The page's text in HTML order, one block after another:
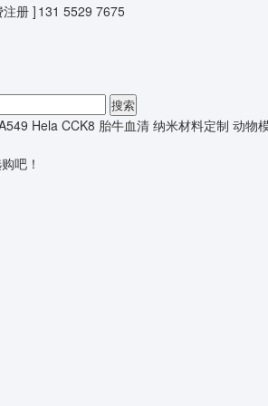
注册 ] 131 5529 7675
搜索
Hela CCK8 胎牛血清 纳米材料定制 动物
吧！